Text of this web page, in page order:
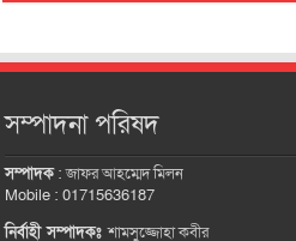
সম্পাদনা পরিষদ
সম্পাদক:জাফর আহম্মেদ মিলন
Mobile : 01715636187
নির্বাহী সম্পাদকঃশামসুজ্জোহা কবীর